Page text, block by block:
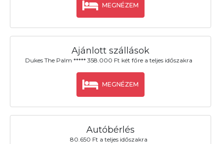
MEGNÉZEM
Ajánlott szállások
Dukes The Palm ***** 358.000 Ft két főre a teljes időszakra
MEGNÉZEM
Autóbérlés
80.650 Ft a teljes időszakra